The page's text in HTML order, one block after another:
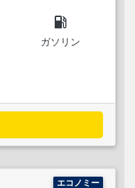
local_gas_station
ガソリン
エコノミー